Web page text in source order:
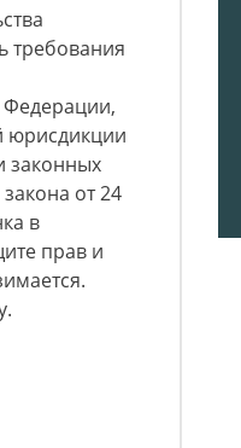
требования
Федерации,
юрисдикции
законных
от 24
в
прав и